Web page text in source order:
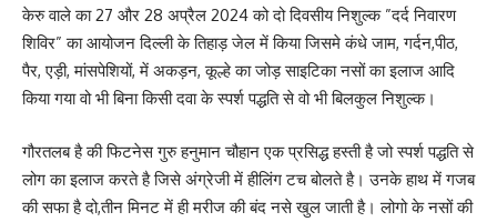
केरु वाले का 27 और 28 अप्रैल 2024 को दो दिवसीय निशुल्क ”दर्द निवारण
शिविर” का आयोजन दिल्ली के तिहाड़ जेल में किया जिसमे कंधे जाम, गर्दन,पीठ,
पैर, एड़ी, मांसपेशियों, में अकड़न, कूल्हे का जोड़ साइटिका नसों का इलाज आदि
किया गया वो भी बिना किसी दवा के स्पर्श पद्धति से वो भी बिलकुल निशुल्क।
गौरतलब है की फिटनेस गुरु हनुमान चौहान एक प्रसिद्ध हस्ती है जो स्पर्श पद्धति से
लोग का इलाज करते है जिसे अंग्रेजी में हीलिंग टच बोलते है। उनके हाथ में गजब
की सफा है दो,तीन मिनट में ही मरीज की बंद नसे खुल जाती है। लोगो के नसों की